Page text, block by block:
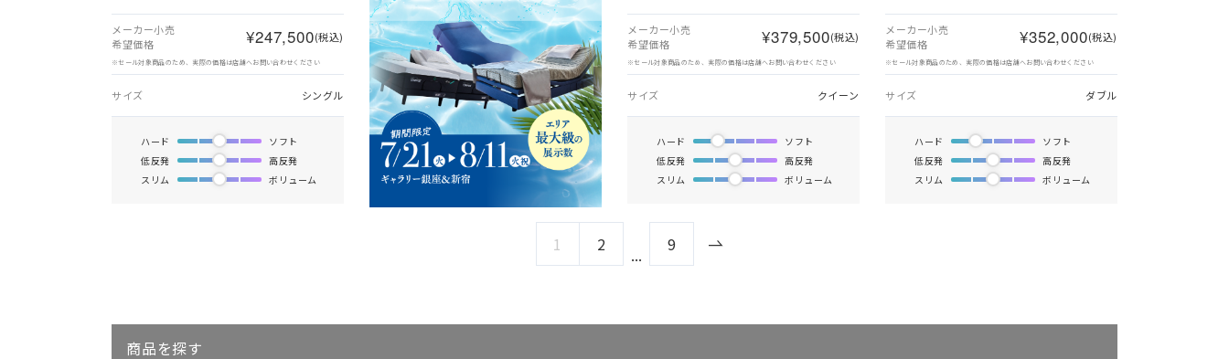
メーカー小売
希望価格
¥247,500(税込)
※セール対象商品のため、実際の価格は店舗へお問い合わせください
サイズ シングル
ハード
ソフト
低反発
高反発
スリム
ボリューム
メーカー小売
希望価格
¥379,500(税込)
※セール対象商品のため、実際の価格は店舗へお問い合わせください
サイズ クイーン
ハード
ソフト
低反発
高反発
スリム
ボリューム
メーカー小売
希望価格
¥352,000(税込)
※セール対象商品のため、実際の価格は店舗へお問い合わせください
サイズ ダブル
ハード
ソフト
低反発
高反発
スリム
ボリューム
1 2 ... 9
商品を探す